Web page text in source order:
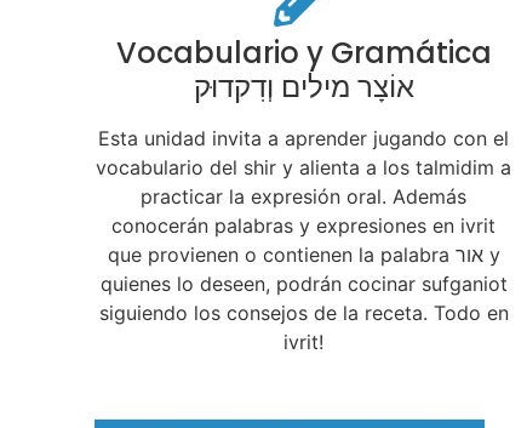
Vocabulario y Gramática
אוֹצָר מילים וְדִקדוּק
Esta unidad invita a aprender jugando con el
vocabulario del shir y alienta a los talmidim a
practicar la expresión oral. Además
conocerán palabras y expresiones en ivrit
que provienen o contienen la palabra אור y
quienes lo deseen, podrán cocinar sufganiot
siguiendo los consejos de la receta. Todo en
ivrit!